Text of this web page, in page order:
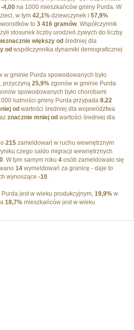
-4,00 na 1000 mieszkańców gminy Purda. W
w tym 42,1% dziewczynek i 57,9%
to 3 416 gramów. Współczynnik
stosunek liczby urodzeń żywych do liczby
większy od średniej dla
od współczynnika dynamiki demograficznej
w gminie Purda spowodowanych było
przyczyną 25,9% zgonów w gminie Purda
spowodowanych było chorobami
ludności gminy Purda przypada 8.22
od wartości średniej dla województwa
znacznie mniej od wartości średniej dla
215 zameldowań w ruchu wewnętrznym
czego saldo migracji wewnętrznych
. W tym samym roku 4 osób zameldowało się
14 wymeldowań za granicę - daje to
wynoszące -10.
jest w wieku produkcyjnym, 19,9% w
18,7% mieszkańców jest w wieku